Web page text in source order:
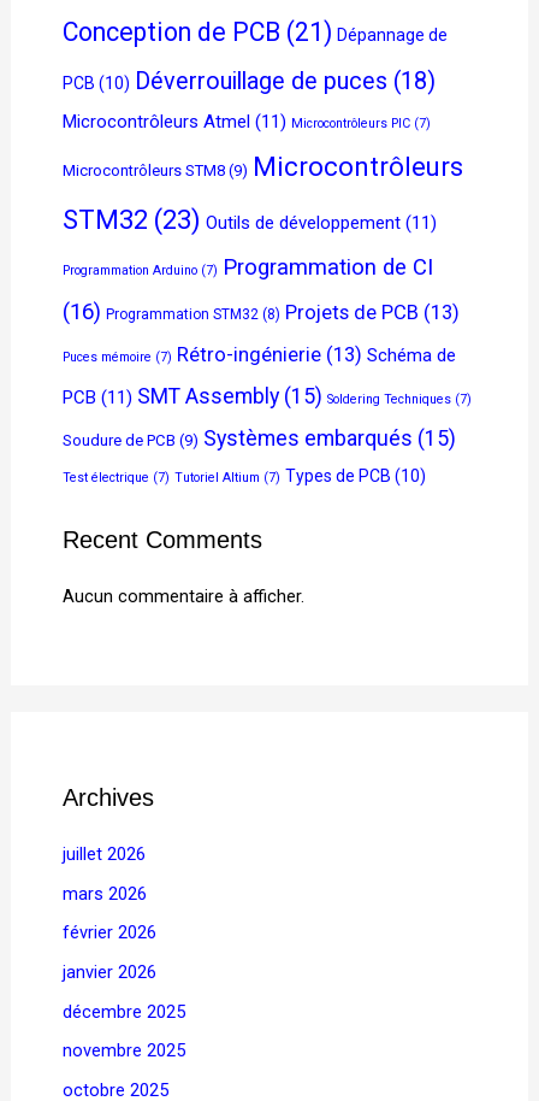
Conception de PCB (21) Dépannage de
PCB (10) Déverrouillage de puces (18)
Microcontrôleurs Atmel (11) Microcontrôleurs PIC (7)
Microcontrôleurs STM8 (9) Microcontrôleurs
STM32 (23) Outils de développement (11)
Programmation Arduino (7) Programmation de CI
(16) Programmation STM32 (8) Projets de PCB (13)
Puces mémoire (7) Rétro-ingénierie (13) Schéma de
PCB (11) SMT Assembly (15) Soldering Techniques (7)
Soudure de PCB (9) Systèmes embarqués (15)
Test électrique (7) Tutoriel Altium (7) Types de PCB (10)
Recent Comments
Aucun commentaire à afficher.
Archives
juillet 2026
mars 2026
février 2026
janvier 2026
décembre 2025
novembre 2025
octobre 2025